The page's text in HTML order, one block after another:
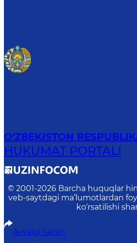
O‘ZBEKISTON
HUKUMAT PORTALI
© 2001-2026 Barcha huquqlar
veb-saytdagi ma’lumotlardan
ko‘rsatilishi
Avvalgi talqin